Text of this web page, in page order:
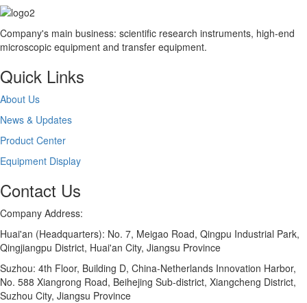
Company's main business: scientific research instruments, high-end
microscopic equipment and transfer equipment.
Quick Links
About Us
News & Updates
Product Center
Equipment Display
Contact Us
Company Address:
Huai'an (Headquarters): No. 7, Meigao Road, Qingpu Industrial Park,
Qingjiangpu District, Huai'an City, Jiangsu Province
Suzhou: 4th Floor, Building D, China-Netherlands Innovation Harbor,
No. 588 Xiangrong Road, Beihejing Sub-district, Xiangcheng District,
Suzhou City, Jiangsu Province